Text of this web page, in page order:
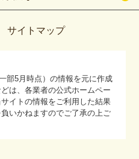
サイトマップ
部5月時点）の情報を元に作成
は、各業者の公式ホームペー
イトの情報をご利用した結果
いかねますのでご了承の上ご